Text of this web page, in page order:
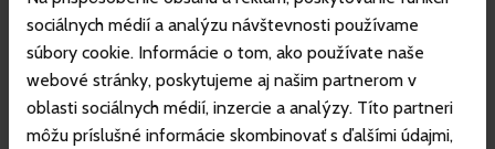
sociálnych médií a analýzu návštevnosti používame
súbory cookie. Informácie o tom, ako používate naše
webové stránky, poskytujeme aj našim partnerom v
oblasti sociálnych médií, inzercie a analýzy. Títo partneri
môžu príslušné informácie skombinovať s ďalšími údajmi,
GREEN INN HOTEL, FRÝDEK-MÍSTEK
Zapožičanie buggy
Ostravice Po - Ne -
Zapožičanie buggy
Ostravice Po - Ne - 9